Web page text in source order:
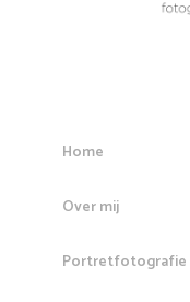
Home
Over mij
Portretfotografie